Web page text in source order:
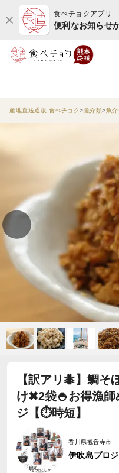
食べチョクアプリ
便利なお知らせ
産地直送通販 食べチョク 魚介類 魚介
【訳アリ🐜】鯛
け✖2袋🍚お得漁師
ジ【⏱時短】
香川県観音寺市
伊吹島プロ